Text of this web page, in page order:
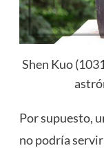
Shen Kuo
Por supuesto,
no podría